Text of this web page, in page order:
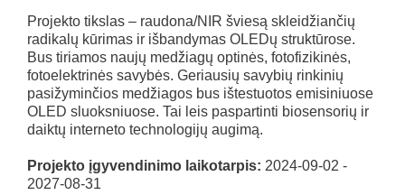
Projekto tikslas – raudona/NIR šviesą skleidžiančių
radikalų kūrimas ir išbandymas OLEDų struktūrose.
Bus tiriamos naujų medžiagų optinės, fotofizikinės,
fotoelektrinės savybės. Geriausių savybių rinkinių
pasižyminčios medžiagos bus ištestuotos emisiniuose
OLED sluoksniuose. Tai leis paspartinti biosensorių ir
daiktų interneto technologijų augimą.
Projekto įgyvendinimo laikotarpis: 2024-09-02 -
2027-08-31